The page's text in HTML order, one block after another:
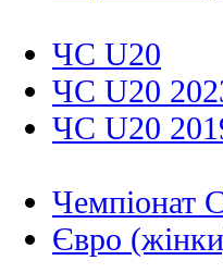
ЧС U20
ЧС U20
ЧС U20
Чемпіонат
Євро